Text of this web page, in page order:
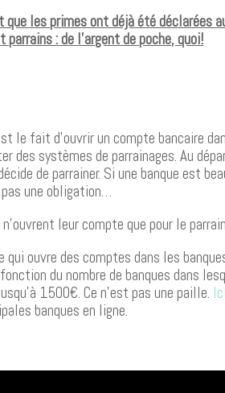
les primes ont déjà été déclarées
: de l’argent de poche, quoi!
le fait d’ouvrir un compte bancaire
des systèmes de parrainages. Au
de parrainer. Si une banque est
une obligation…
leur compte que pour le
qui ouvre des comptes dans les
du nombre de banques dans
1500€. Ce n’est pas une paille. Ici
banques en ligne.